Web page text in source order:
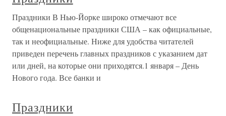
Праздники В Нью-Йорке широко отмечают все
общенациональные праздники США – как официальные,
так и неофициальные. Ниже для удобства читателей
приведен перечень главных праздников с указанием дат
или дней, на которые они приходятся.1 января – День
Нового года. Все банки и
Праздники